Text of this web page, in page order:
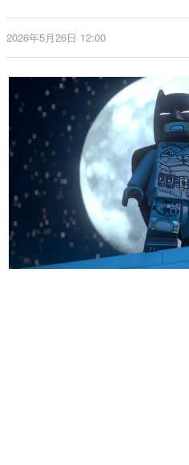
なんでゲームは
ゲーム開発者・
具体的な形から解き明
ゲームが変えた日
「経験値」「裏技」「
の起源や用法の変遷を
イニーP氏が徹底調査。
カテゴリ
特集記事
マンガ
女性向け
2026年5月26日 12:00